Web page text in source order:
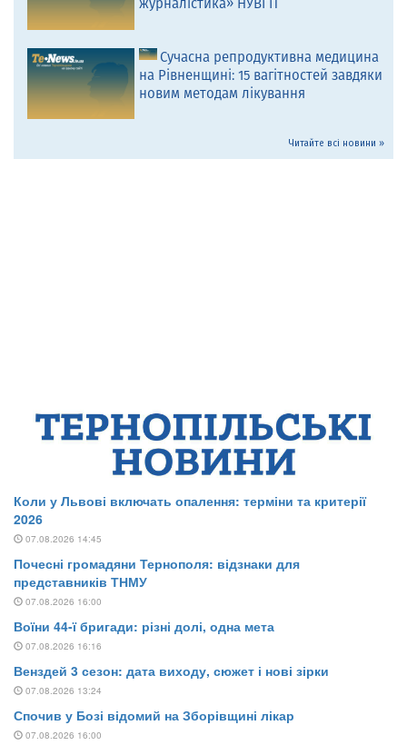
журналістика» НУВГП
Сучасна репродуктивна медицина
на Рівненщині: 15 вагітностей завдяки
новим методам лікування
Читайте всі новини »